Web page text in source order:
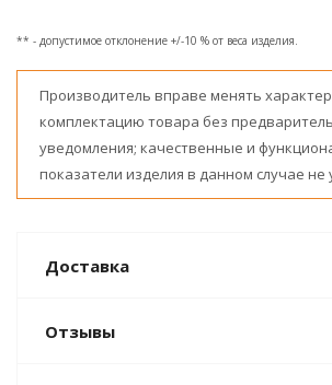
** - допустимое отклонение +/-10 % от веса изделия.
Производитель вправе менять
комплектацию товара без
уведомления; качественные и
показатели изделия в данном случае не
Доставка
Отзывы